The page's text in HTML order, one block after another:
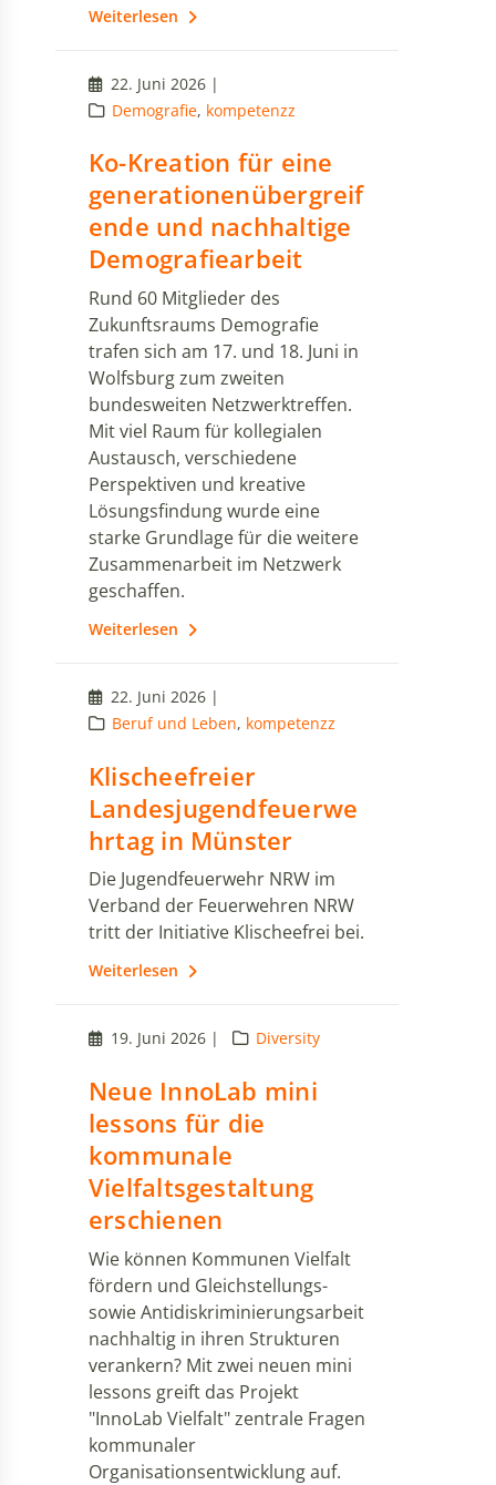
Weiterlesen
22. Juni 2026 |
Demografie, kompetenzz
Ko-Kreation für eine
generationenübergreif
ende und nachhaltige
Demografiearbeit
Rund 60 Mitglieder des
Zukunftsraums Demografie
trafen sich am 17. und 18. Juni in
Wolfsburg zum zweiten
bundesweiten Netzwerktreffen.
Mit viel Raum für kollegialen
Austausch, verschiedene
Perspektiven und kreative
Lösungsfindung wurde eine
starke Grundlage für die weitere
Zusammenarbeit im Netzwerk
geschaffen.
Weiterlesen
22. Juni 2026 |
Beruf und Leben, kompetenzz
Klischeefreier
Landesjugendfeuerwe
hrtag in Münster
Die Jugendfeuerwehr NRW im
Verband der Feuerwehren NRW
tritt der Initiative Klischeefrei bei.
Weiterlesen
19. Juni 2026 | Diversity
Neue InnoLab mini
lessons für die
kommunale
Vielfaltsgestaltung
erschienen
Wie können Kommunen Vielfalt
fördern und Gleichstellungs-
sowie Antidiskriminierungsarbeit
nachhaltig in ihren Strukturen
verankern? Mit zwei neuen mini
lessons greift das Projekt
"InnoLab Vielfalt" zentrale Fragen
kommunaler
Organisationsentwicklung auf.